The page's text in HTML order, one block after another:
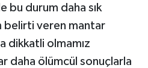
bu durum daha sık
belirti veren mantar
dikkatli olmamız
daha ölümcül sonuçlarla